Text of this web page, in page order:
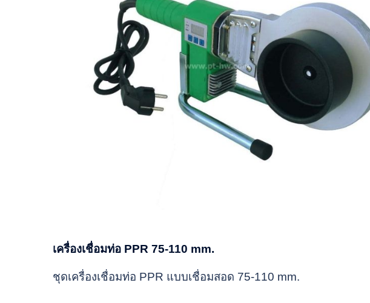
เครื่องเชื่อมท่อ PPR 75-110 mm.
ชุดเครื่องเชื่อมท่อ PPR แบบเชื่อมสอด 75-110 mm.